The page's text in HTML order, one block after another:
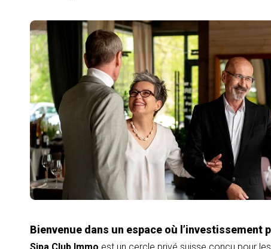
Bienvenue dans un espace où l’investissement